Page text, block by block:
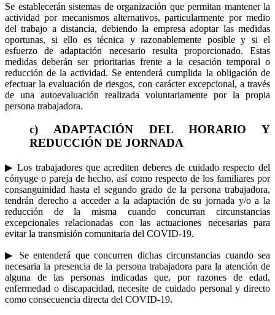
Se establecerán sistemas de organización que permitan mantener la
actividad por mecanismos alternativos, particularmente por medio
del trabajo a distancia, debiendo la empresa adoptar las medidas
oportunas, si ello es técnica y razonablemente posible y si el
esfuerzo de adaptación necesario resulta proporcionado. Estas
medidas deberán ser prioritarias frente a la cesación temporal o
reducción de la actividad. Se entenderá cumplida la obligación de
efectuar la evaluación de riesgos, con carácter excepcional, a través
de una autoevaluación realizada voluntariamente por la propia
persona trabajadora.
c) ADAPTACIÓN DEL HORARIO Y
REDUCCIÓN DE JORNADA
▶ Los trabajadores que acrediten deberes de cuidado respecto del
cónyuge o pareja de hecho, así como respecto de los familiares por
consanguinidad hasta el segundo grado de la persona trabajadora,
tendrán derecho a acceder a la adaptación de su jornada y/o a la
reducción de la misma cuando concurran circunstancias
excepcionales relacionadas con las actuaciones necesarias para
evitar la transmisión comunitaria del COVID-19.
▶ Se entenderá que concurren dichas circunstancias cuando sea
necesaria la presencia de la persona trabajadora para la atención de
alguna de las personas indicadas que, por razones de edad,
enfermedad o discapacidad, necesite de cuidado personal y directo
como consecuencia directa del COVID-19.